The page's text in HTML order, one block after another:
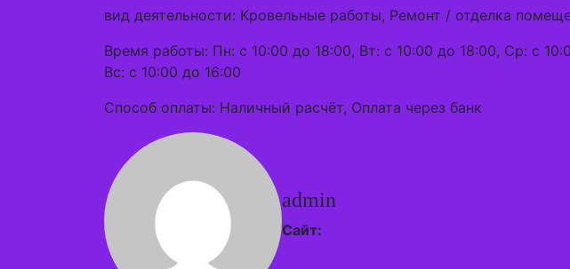
вид деятельности: Кровельные работы, Ремонт / отделка
Время работы: Пн: с 10:00 до 18:00, Вт: с 10:00 до 18:00, Ср: с
Вс: с 10:00 до 16:00
Способ оплаты: Наличный расчёт, Оплата через банк
admin
Сайт: